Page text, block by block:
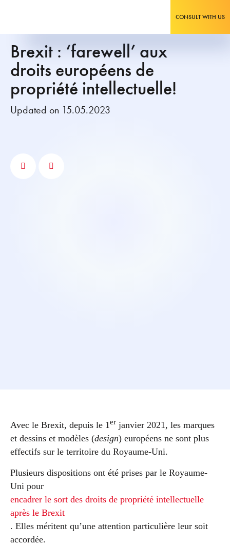
CONSULT WITH US
Brexit : ‘farewell’ aux
droits européens de
propriété intellectuelle!
Updated on 15.05.2023
Avec le Brexit, depuis le 1er janvier 2021, les marques
et dessins et modèles (design) européens ne sont plus
effectifs sur le territoire du Royaume-Uni.
Plusieurs dispositions ont été prises par le Royaume-
Uni pour
encadrer le sort des droits de propriété intellectuelle
après le Brexit
. Elles méritent qu’une attention particulière leur soit
accordée.